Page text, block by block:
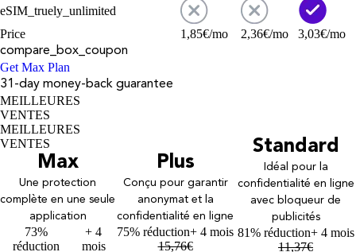
eSIM_truely_unlimited
Price
1,85€/mo 2,36€/mo 3,03€/mo
compare_box_coupon
Get Max Plan
31-day money-back guarantee
MEILLEURES
VENTES
MEILLEURES
VENTES
Max
Une protection
complète en une seule
application
73%
réduction
+ 4
mois
Plus
Conçu pour garantir
anonymat et la
confidentialité en ligne
75% réduction+ 4 mois
15,76€
Standard
Idéal pour la
confidentialité en ligne
avec bloqueur de
publicités
81% réduction+ 4 mois
11,37€